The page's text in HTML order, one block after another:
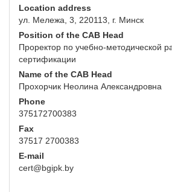
Location address
ул. Мележа, 3, 220113, г. Минск
Position of the CAB Head
Проректор по учебно-методической
сертификации
Name of the CAB Head
Прохорчик Неолина Александровна
Phone
375172700383
Fax
37517 2700383
E-mail
cert@bgipk.by